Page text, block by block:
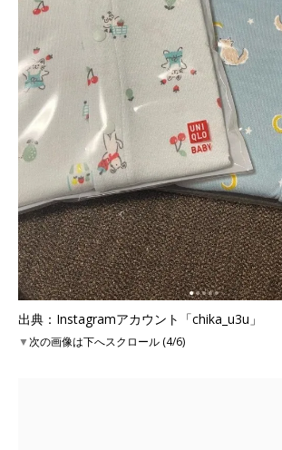
出典：Instagramアカウント「chika_u3u」
▼次の画像は下へスクロール (4/6)